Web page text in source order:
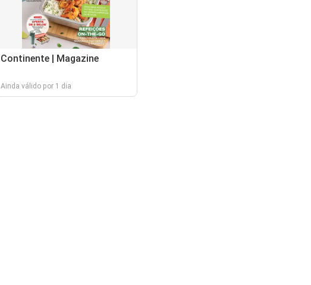
Continente | Magazine
Ainda válido por 1 dia